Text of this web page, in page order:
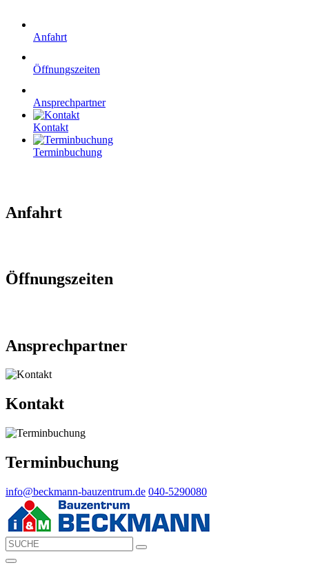
Anfahrt
Öffnungszeiten
Ansprechpartner
Kontakt
Terminbuchung
Anfahrt
Öffnungszeiten
Ansprechpartner
Kontakt
Terminbuchung
info@beckmann-bauzentrum.de 040-5290080